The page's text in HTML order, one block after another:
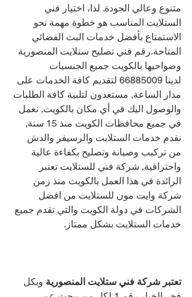
متنوع وعالي الجودة. لذا، اختيار فني
الستلايت المناسب هو خطوة مهمة نحو
الاستمتاع بأفضل خدمات البث الفضائي
المتاحة.رقم فني تصليح ستلايت المنصورية
وضواحيها بالكويت جميع الجنسيات
لدينا 66885009 لتقديم كافة الخدمات على
مدار الساعة, مستعدون لتلبية كافة الطلبات
والوصول اليك في أي مكان بالكويت, نعمل
في جميع محافظات الكويت منذ 15 سنة,
نقدم خدمات الستلايت والرسيفر والدش
من تركيب وصيانة وتصليح بكفاءة عالية
واحترافية, شركة فني للستلايت تعتبر
الرائدة في هذا العمل بالكويت منذ زمن
شركة وايت مون للستلايت من افضل
الشركات في دولة الكويت والتي تقدم جميع
خدمات الستلايت بشكل ممتاز.
تعتبر شركة فني ستلايت المنصورية وبكل